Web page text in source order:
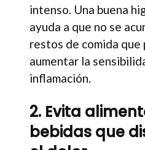
intenso. Una buena
ayuda a que no se
restos de comida que
aumentar la
inflamación.
2. Evita
bebidas que